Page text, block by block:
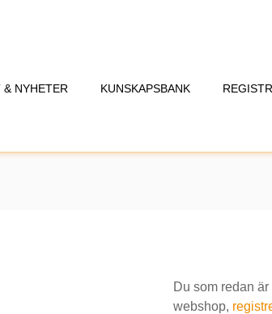
& NYHETER KUNSKAPSBANK
Du som redan
webshop,